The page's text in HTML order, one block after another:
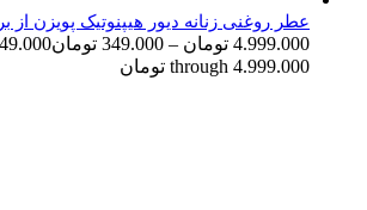
عطر روغنی زنانه دیور هیپنوتیک پویزن
4.999.000 تومان –
349.000 تومان
through 4.999.000 تومان